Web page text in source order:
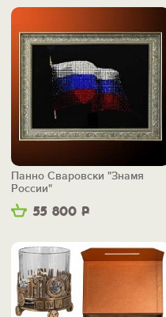
55 800 Р
Панно Сваровски "Знамя
России"